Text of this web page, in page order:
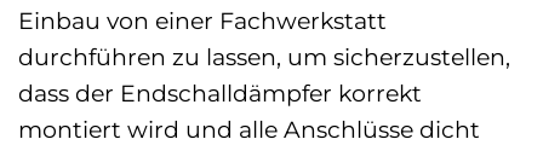
Einbau von einer Fachwerkstatt
durchführen zu lassen, um sicherzustellen,
dass der Endschalldämpfer korrekt
montiert wird und alle Anschlüsse dicht